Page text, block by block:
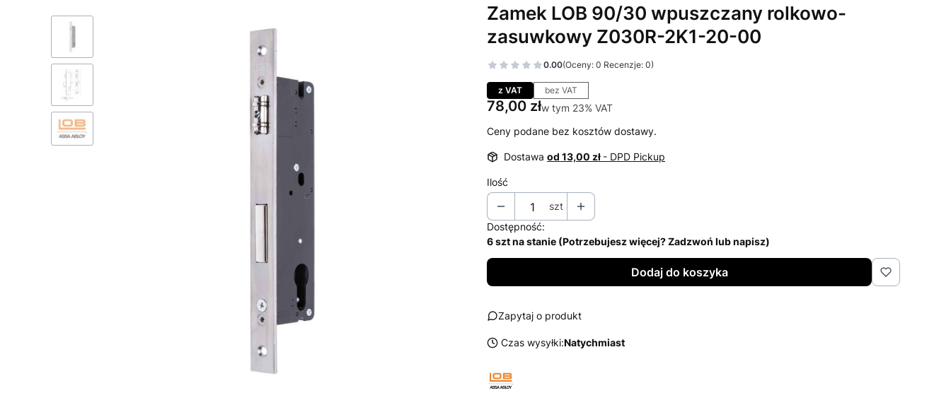
Zamek LOB 90/30 wpuszczany rolkowo-
zasuwkowy Z030R-2K1-20-00
0.00(Oceny: 0 Recenzje: 0)
Przejdź do sekcji Opinie
z VAT bez VAT
Cena
78,00 złw tym 23% VAT
w tym 23% VAT
Ceny podane bez kosztów dostawy.
Dostawa od 13,00 zł - DPD Pickup
Ilość
szt
Dostępność:
6 szt na stanie (Potrzebujesz więcej? Zadzwoń lub napisz)
Dodaj do koszyka
Zapytaj o produkt
Czas wysyłki:Natychmiast